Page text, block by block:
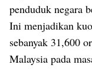
penduduk negara
Ini menjadikan
sebanyak 31,600
Malaysia pada